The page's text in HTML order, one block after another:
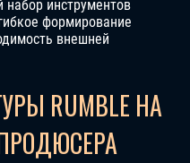
инструментов
формирование
внешней
RUMBLE НА